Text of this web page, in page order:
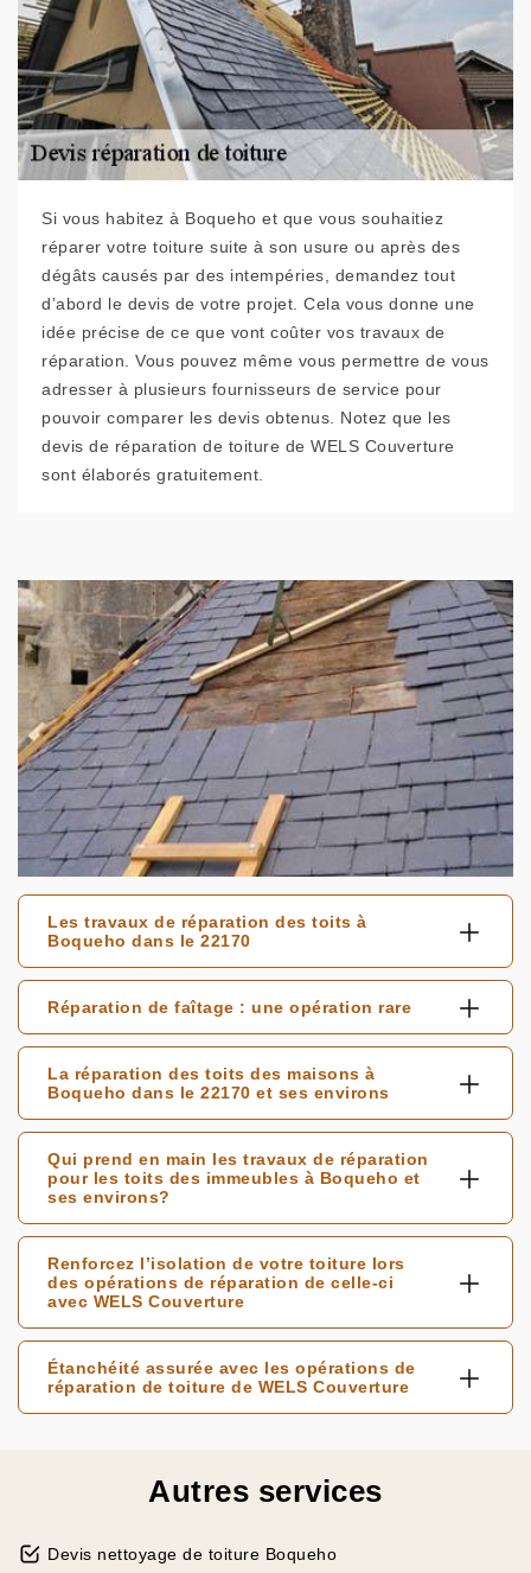
Si vous habitez à Boqueho et que vous souhaitiez
réparer votre toiture suite à son usure ou après des
dégâts causés par des intempéries, demandez tout
d’abord le devis de votre projet. Cela vous donne une
idée précise de ce que vont coûter vos travaux de
réparation. Vous pouvez même vous permettre de vous
adresser à plusieurs fournisseurs de service pour
pouvoir comparer les devis obtenus. Notez que les
devis de réparation de toiture de WELS Couverture
sont élaborés gratuitement.
Les travaux de réparation des toits à
Boqueho dans le 22170
Réparation de faîtage : une opération rare
La réparation des toits des maisons à
Boqueho dans le 22170 et ses environs
Qui prend en main les travaux de réparation
pour les toits des immeubles à Boqueho et
ses environs?
Renforcez l’isolation de votre toiture lors
des opérations de réparation de celle-ci
avec WELS Couverture
Étanchéité assurée avec les opérations de
réparation de toiture de WELS Couverture
Autres services
Devis nettoyage de toiture Boqueho